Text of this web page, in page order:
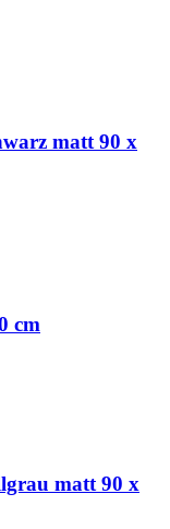
matt 90 x
cm
matt 90 x